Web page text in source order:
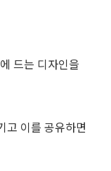
드는 디자인을
고 이를 공유하면